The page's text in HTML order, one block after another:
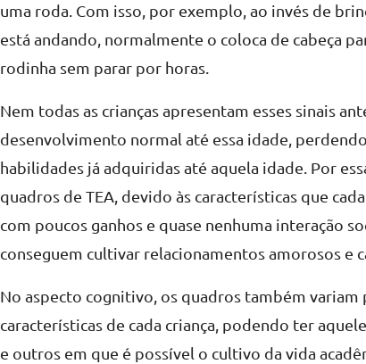
uma roda. Com isso, por exemplo, ao invés de
está andando, normalmente o coloca de cabeça
rodinha sem parar por horas.
Nem todas as crianças apresentam esses sinais
desenvolvimento normal até essa idade,
habilidades já adquiridas até aquela idade. Por
quadros de TEA, devido às características que
com poucos ganhos e quase nenhuma interação
conseguem cultivar relacionamentos amorosos e
No aspecto cognitivo, os quadros também
características de cada criança, podendo ter
e outros em que é possível o cultivo da vida